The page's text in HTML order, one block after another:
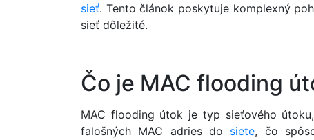
sieť. Tento článok poskytuje komplexný
sieť dôležité.
Čo je MAC flooding
MAC flooding útok je typ sieťového
falošných MAC adries do siete, čo